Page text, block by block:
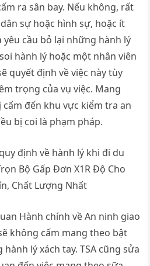
ra sân bay. Nếu không, rất
sự hoặc hình sự, hoặc ít
yêu cầu bỏ lại những hành lý
hành lý hoặc một nhân viên
quyết định về việc này tùy
trọng của vụ việc. Mang
đến khu vực kiểm tra an
bị coi là phạm pháp.
định về hành lý khi đi du
Bộ Gấp Đơn X1R Độ Cho
Chất Lượng Nhất
Hành chính về An ninh giao
không cấm mang theo bật
lý xách tay. TSA cũng sửa